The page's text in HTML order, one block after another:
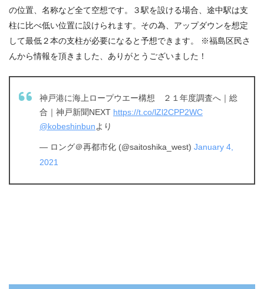
の位置、名称など全て空想です。３駅を設ける場合、途中駅は支
柱に比べ低い位置に設けられます。その為、アップダウンを想定
して最低２本の支柱が必要になると予想できます。 ※福島区民さ
んから情報を頂きました、ありがとうございました！
神戸港に海上ロープウエー構想 ２１年度調査へ｜総
合｜神戸新聞NEXT https://t.co/lZl2CPP2WC
@kobeshinbunより
— ロング＠再都市化 (@saitoshika_west) January 4,
2021